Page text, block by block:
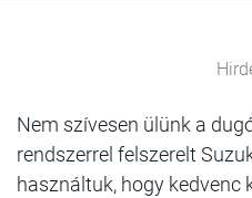
Nem szívesen ülünk a
rendszerrel felszerelt
használtuk, hogy